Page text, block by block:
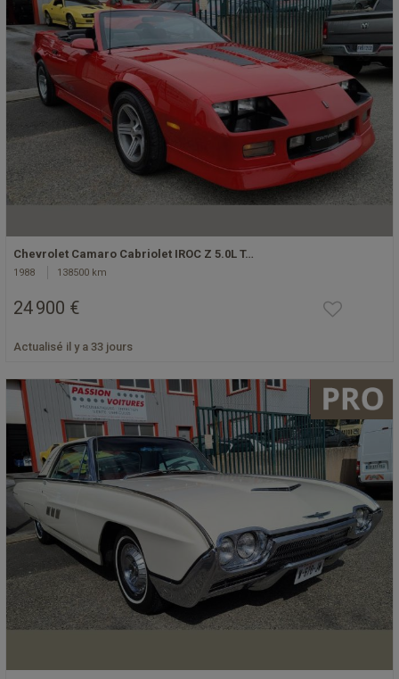
Chevrolet Camaro Cabriolet IROC Z 5.0L T…
1988 138500 km
24 900 €
Actualisé il y a 33 jours